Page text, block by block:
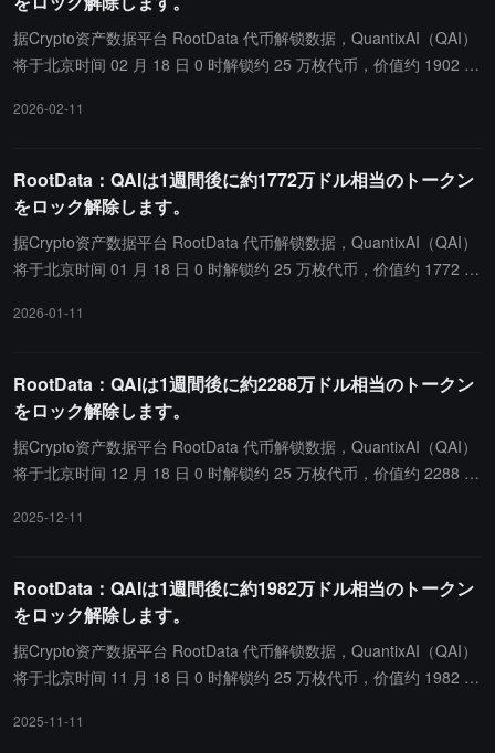
据Crypto资产数据平台 RootData 代币解锁数据，QuantixAI（QAI）
将于北京时间 02 月 18 日 0 时解锁约 25 万枚代币，价值约 1902 万
2026-02-11
RootData：QAIは1週間後に約1772万ドル相当のトークン
をロック解除します。
据Crypto资产数据平台 RootData 代币解锁数据，QuantixAI（QAI）
将于北京时间 01 月 18 日 0 时解锁约 25 万枚代币，价值约 1772 万
2026-01-11
RootData：QAIは1週間後に約2288万ドル相当のトークン
をロック解除します。
据Crypto资产数据平台 RootData 代币解锁数据，QuantixAI（QAI）
将于北京时间 12 月 18 日 0 时解锁约 25 万枚代币，价值约 2288 万
2025-12-11
RootData：QAIは1週間後に約1982万ドル相当のトークン
をロック解除します。
据Crypto资产数据平台 RootData 代币解锁数据，QuantixAI（QAI）
将于北京时间 11 月 18 日 0 时解锁约 25 万枚代币，价值约 1982 万
2025-11-11